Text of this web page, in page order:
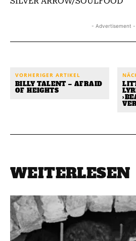
- Advertisement -
VORHERIGER ARTIKEL
BILLY TALENT – AFRAID
OF HEIGHTS
WEITERLESEN